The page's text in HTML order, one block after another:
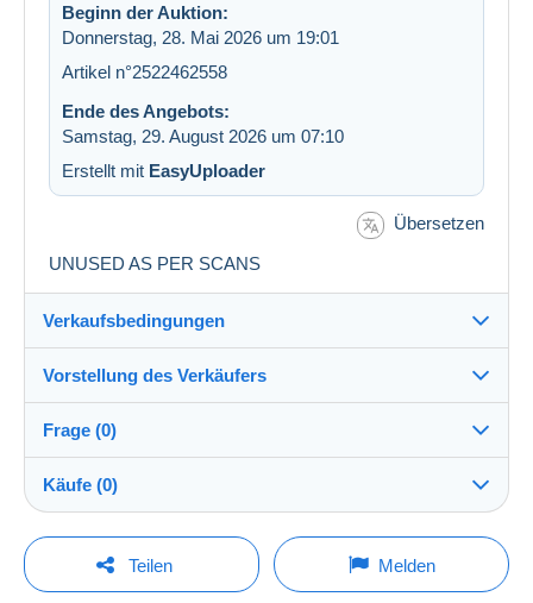
Beginn der Auktion:
Donnerstag, 28. Mai 2026 um 19:01
Artikel n°2522462558
Ende des Angebots:
Samstag, 29. August 2026 um 07:10
Erstellt mit EasyUploader
Übersetzen
UNUSED AS PER SCANS
Verkaufsbedingungen
Versand nach:
Die Liste der Länder einsehen
Versand:
Vorkasse
Zu Lasten des Käufers
Zahlungsmethoden:
Vorstellung des Verkäufers
oldjeppeyboy100%(3950x)
Shop
Mitglied seit:
Frage (0)
Um eine Frage stellen zu können, müssen Sie
Käufe (0)
Letzte Aktualisierung: 09:25:35
Teilen Melden